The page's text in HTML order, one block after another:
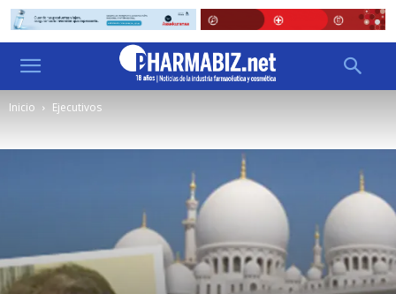
Inicio Ejecutivos